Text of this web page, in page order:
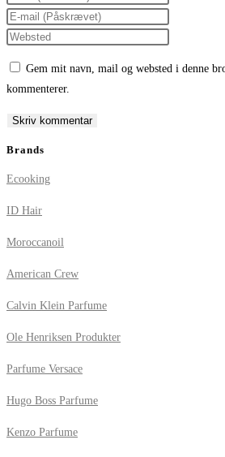
your
name
comment
Enter
your
comment
Enter
(optional)
Gem mit navn, mail og websted i denne
kommenterer.
Brands
Ecooking
ID Hair
Moroccanoil
American Crew
Calvin Klein Parfume
Ole Henriksen Produkter
Parfume Versace
Hugo Boss Parfume
Kenzo Parfume